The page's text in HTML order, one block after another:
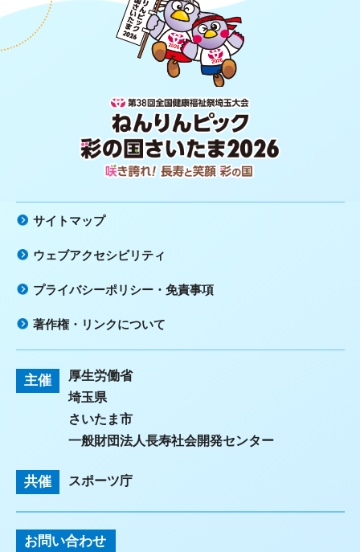
第38回全国健康福祉祭埼玉大会 ね
んりんピック 彩の国さいたま2026
咲き誇れ！長寿と笑顔 彩の国
サイトマップ
ウェブアクセシビリティ
プライバシーポリシー・免責事項
著作権・リンクについて
主催
厚生労働省
埼玉県
さいたま市
一般財団法人長寿社会開発センター
共催 スポーツ庁
お問い合わせ